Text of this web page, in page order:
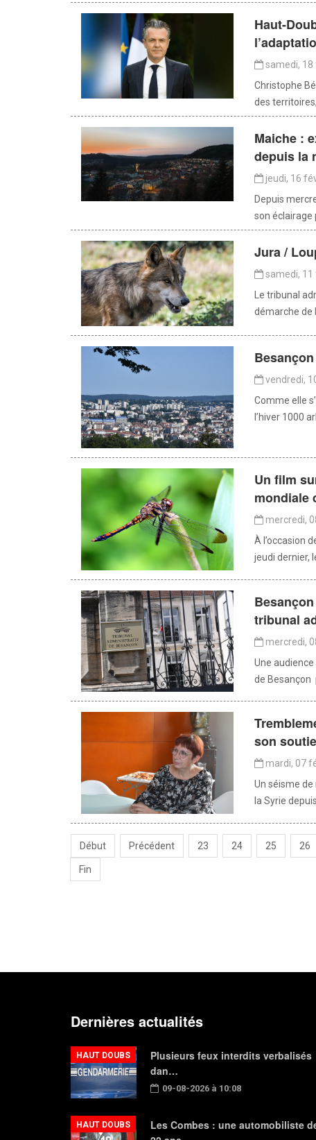
Haut-
samedi, 18
Christophe
des
Maiche :
depuis la
jeudi, 16
Depuis
son éclairage
Jura /
samedi, 11
Le tribunal
démarche de
vendredi,
Comme elle
l’hiver 1000
Un film
mondiale
mercredi,
À l’occasion
jeudi dernier,
tribunal
mercredi,
Une
de Besançon
son
mardi, 07
Un séisme
la Syrie
Début Précédent 23 24 25 26
Fin
Dernières actualités
Plusieurs feux interdits verbalisés
dan…
09-08-2026 à 10:08
HAUT DOUBS
Les Combes : une automobiliste
HAUT DOUBS